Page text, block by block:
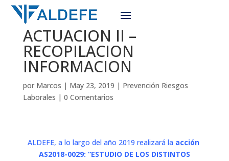
ACTUACION II –
RECOPILACION
INFORMACION
por Marcos | May 23, 2019 | Prevención Riesgos
Laborales | 0 Comentarios
ALDEFE, a lo largo del año 2019 realizará la acción
AS2018-0029: “ESTUDIO DE LOS DISTINTOS